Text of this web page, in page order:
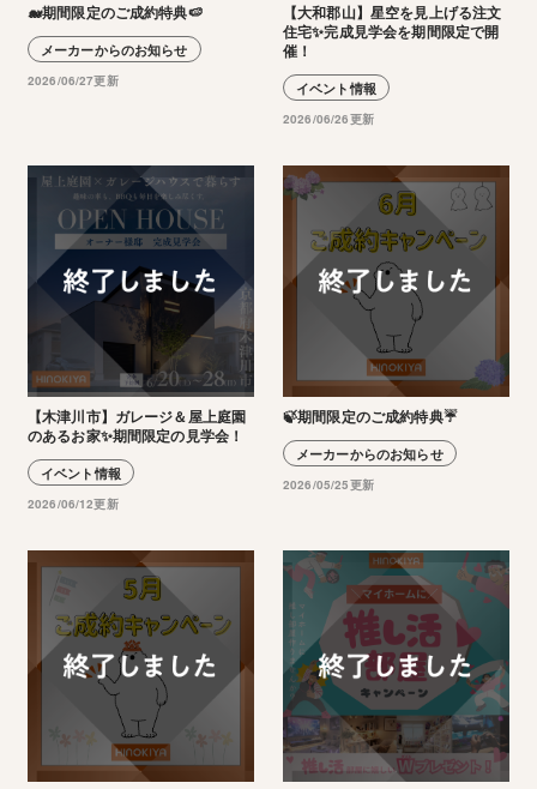
🐋期間限定のご成約特典🍉
メーカーからのお知らせ
2026/06/27更新
【大和郡山】星空を見上げる注文
住宅✨完成見学会を期間限定で開
催！
イベント情報
2026/06/26更新
【木津川市】ガレージ＆屋上庭園
のあるお家✨期間限定の見学会！
イベント情報
2026/06/12更新
🍃期間限定のご成約特典☔
メーカーからのお知らせ
2026/05/25更新